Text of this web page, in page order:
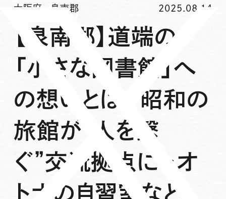
大阪府 泉南郡 2025.08.14
【泉南郡】道端の
「小さな図書館」へ
の想いとは。昭和の
旅館が“人を繋
ぐ”交流拠点に~オ
トナの自習室など